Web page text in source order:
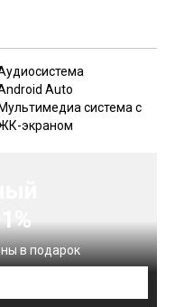
Auto
Мультимедиа система с
экраном
в подарок